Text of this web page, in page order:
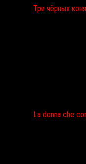
Три чёрных
La donna che